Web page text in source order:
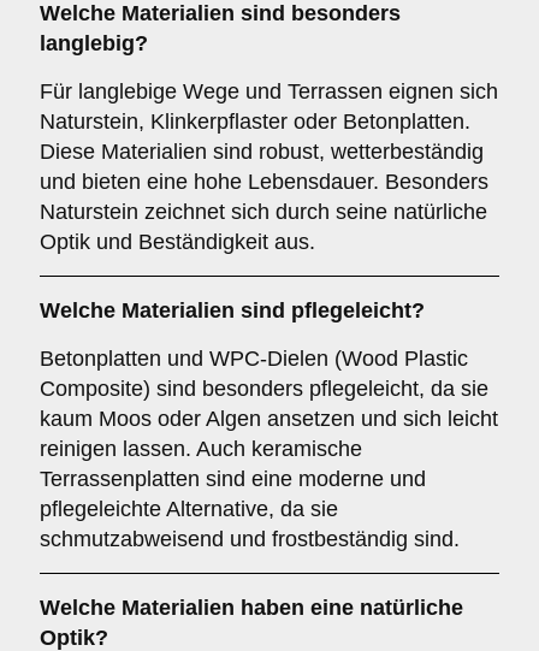
Welche Materialien sind besonders
langlebig?
Für langlebige Wege und Terrassen eignen sich
Naturstein, Klinkerpflaster oder Betonplatten.
Diese Materialien sind robust, wetterbeständig
und bieten eine hohe Lebensdauer. Besonders
Naturstein zeichnet sich durch seine natürliche
Optik und Beständigkeit aus.
Welche Materialien sind pflegeleicht?
Betonplatten und WPC-Dielen (Wood Plastic
Composite) sind besonders pflegeleicht, da sie
kaum Moos oder Algen ansetzen und sich leicht
reinigen lassen. Auch keramische
Terrassenplatten sind eine moderne und
pflegeleichte Alternative, da sie
schmutzabweisend und frostbeständig sind.
Welche Materialien haben eine natürliche
Optik?